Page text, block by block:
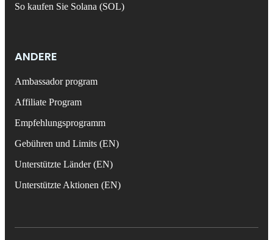
So kaufen Sie Solana (SOL)
ANDERE
Ambassador program
Affiliate Program
Empfehlungsprogramm
Gebühren und Limits (EN)
Unterstützte Länder (EN)
Unterstützte Aktionen (EN)